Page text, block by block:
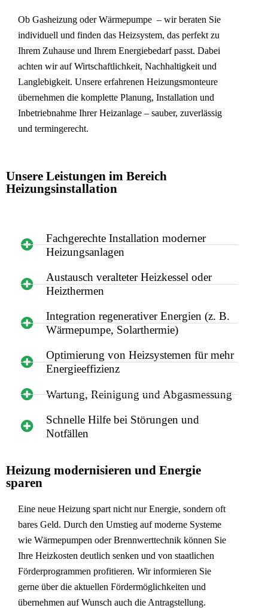
Ob Gasheizung oderWärmepumpe – wir beraten Sie
individuell und finden das Heizsystem, das perfekt zu
Ihrem Zuhause und Ihrem Energiebedarf passt. Dabei
achten wir auf Wirtschaftlichkeit, Nachhaltigkeit und
Langlebigkeit. Unsere erfahrenen Heizungsmonteure
übernehmen die komplette Planung, Installation und
Inbetriebnahme Ihrer Heizanlage – sauber, zuverlässig
und termingerecht.
Unsere Leistungen im Bereich
Heizungsinstallation
Fachgerechte Installation moderner
Heizungsanlagen
Austausch veralteter Heizkessel oder
Heizthermen
Integration regenerativer Energien (z. B.
Wärmepumpe, Solarthermie)
Optimierung von Heizsystemen für mehr
Energieeffizienz
Wartung, Reinigung und Abgasmessung
Schnelle Hilfe bei Störungen und
Notfällen
Heizung modernisieren und Energie
sparen
Eine neue Heizung spart nicht nur Energie, sondern oft
bares Geld. Durch den Umstieg auf moderne Systeme
wie Wärmepumpen oder Brennwerttechnik können Sie
Ihre Heizkosten deutlich senken und von staatlichen
Förderprogrammen profitieren. Wir informieren Sie
gerne über die aktuellen Fördermöglichkeiten und
übernehmen auf Wunsch auch die Antragstellung.